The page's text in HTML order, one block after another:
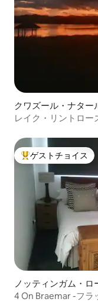
クワズール・ナター
レイク・リントロー
大好評のゲストチョ
ゲストチョイス
ノッティンガム・
4 On Braemar -フラ